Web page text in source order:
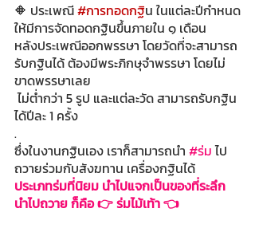
🔶 ประเพณี #การทอดกฐิน ในแต่ละปีกำหนด
ให้มีการจัดทอดกฐินขึ้นภายใน ๑ เดือน
หลังประเพณีออกพรรษา โดยวัดที่จะสามารถ
รับกฐินได้ ต้องมีพระภิกษุจำพรรษา โดยไม่
ขาดพรรษาเลย
ไม่ต่ำกว่า 5 รูป และแต่ละวัด สามารถรับกฐิน
ได้ปีละ 1 ครั้ง
.
ซึ่งในงานกฐินเอง เราก็สามารถนำ #ร่ม ไป
ถวายร่วมกับสังฆทาน เครื่องกฐินได้
ประเภทร่มที่นิยม นำไปแจกเป็นของที่ระลึก
นำไปถวาย ก็คือ 👉 ร่มไม้เท้า 👈